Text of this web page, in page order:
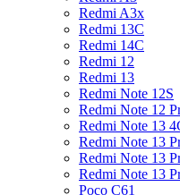
Redmi A3x
Redmi 13C
Redmi 14C
Redmi 12
Redmi 13
Redmi Note 12S
Redmi Note 12
Redmi Note 13
Redmi Note 13
Redmi Note 13
Redmi Note 13
Poco C61